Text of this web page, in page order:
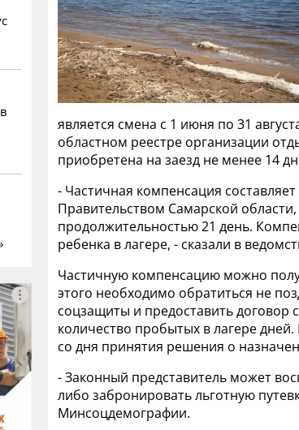
является смена с 1 июня по 31
областном реестре организации
приобретена на заезд не менее 14
- Частичная компенсация
Правительством Самарской
продолжительностью 21 день.
ребенка в лагере, - сказали в
Частичную компенсацию можно
этого необходимо обратиться не
соцзащиты и предоставить договор
количество пробытых в лагере
со дня принятия решения о
- Законный представитель может
либо забронировать льготную
Минсоцдемографии.